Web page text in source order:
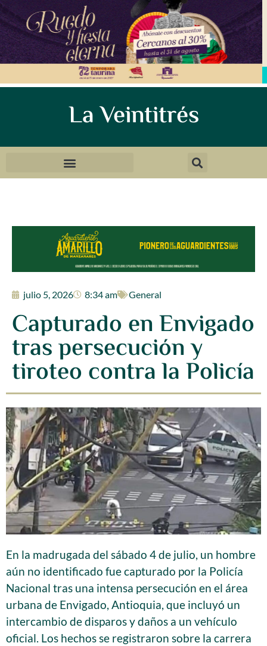
La Veintitrés
julio 5, 2026 8:34 am General
Capturado en Envigado
tras persecución y
tiroteo contra la Policía
En la madrugada del sábado 4 de julio, un hombre
aún no identificado fue capturado por la Policía
Nacional tras una intensa persecución en el área
urbana de Envigado, Antioquia, que incluyó un
intercambio de disparos y daños a un vehículo
oficial. Los hechos se registraron sobre la carrera